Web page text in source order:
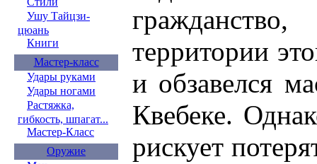
Ушу Тайцзи-
цюань
Книги
Мастер-класс
Удары руками
Удары ногами
Растяжка,
гибкость, шпагат...
Мастер-Класс
Оружие
территории
и обзавелся
Квебеке.
рискует